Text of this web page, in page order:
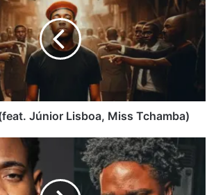
Júnior Lisboa, Miss Tchamba)